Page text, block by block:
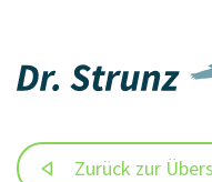
Zurück zur